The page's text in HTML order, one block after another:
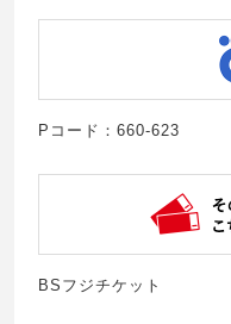
Pコード：660-623
BSフジチケット